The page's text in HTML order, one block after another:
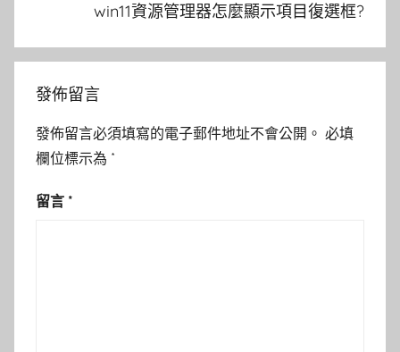
win11資源管理器怎麼顯示項目復選框?
發佈留言
發佈留言必須填寫的電子郵件地址不會公開。 必填
欄位標示為 *
留言 *